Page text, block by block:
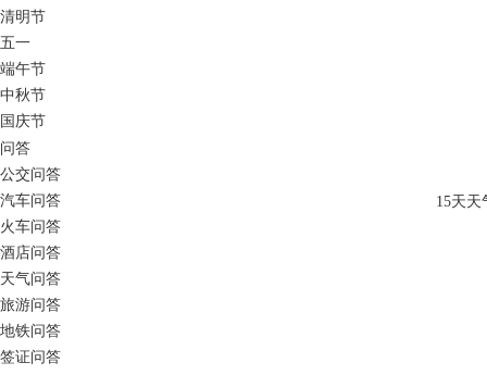
清明节
五一
端午节
中秋节
国庆节
问答
公交问答
汽车问答
火车问答
酒店问答
天气问答
旅游问答
地铁问答
签证问答
15天天